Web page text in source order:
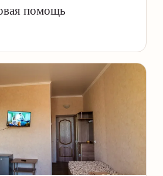
помощь